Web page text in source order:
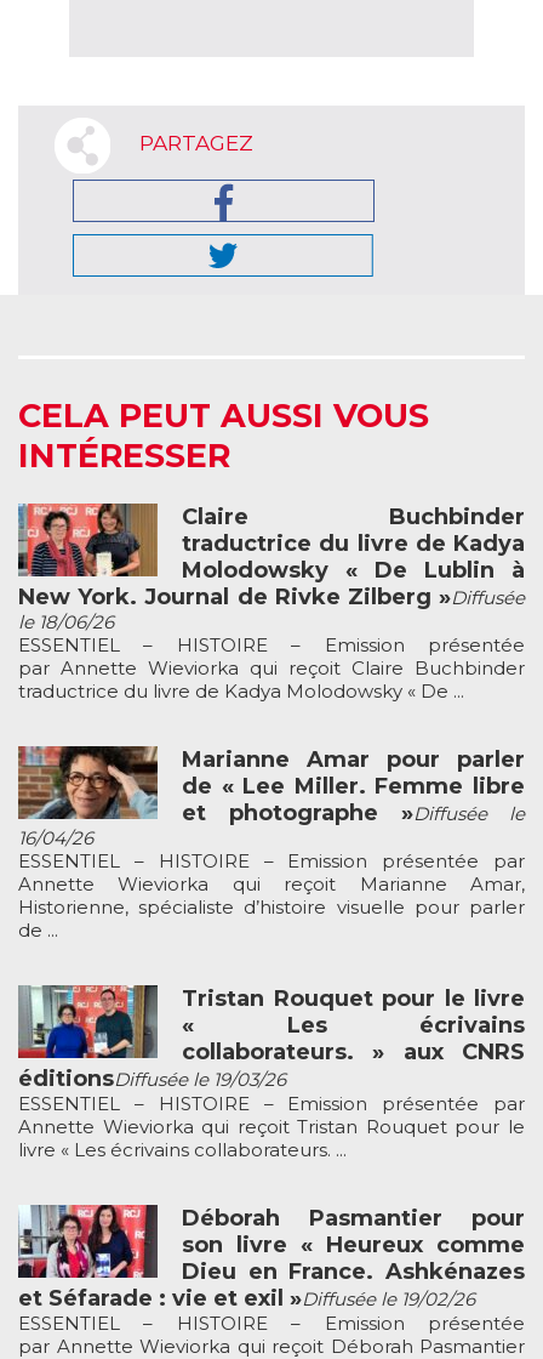
PARTAGEZ
CELA PEUT AUSSI VOUS
INTÉRESSER
Claire Buchbinder
traductrice du livre de Kadya
Molodowsky « De Lublin à
New York. Journal de Rivke Zilberg »Diffusée
le 18/06/26
ESSENTIEL – HISTOIRE – Emission présentée
par Annette Wieviorka qui reçoit Claire Buchbinder
traductrice du livre de Kadya Molodowsky « De ...
Marianne Amar pour parler
de « Lee Miller. Femme libre
et photographe »Diffusée le
16/04/26
ESSENTIEL – HISTOIRE – Emission présentée par
Annette Wieviorka qui reçoit Marianne Amar,
Historienne, spécialiste d’histoire visuelle pour parler
de ...
Tristan Rouquet pour le livre
« Les écrivains
collaborateurs. » aux CNRS
éditionsDiffusée le 19/03/26
ESSENTIEL – HISTOIRE – Emission présentée par
Annette Wieviorka qui reçoit Tristan Rouquet pour le
livre « Les écrivains collaborateurs. ...
Déborah Pasmantier pour
son livre « Heureux comme
Dieu en France. Ashkénazes
et Séfarade : vie et exil »Diffusée le 19/02/26
ESSENTIEL – HISTOIRE – Emission présentée
par Annette Wieviorka qui reçoit Déborah Pasmantier